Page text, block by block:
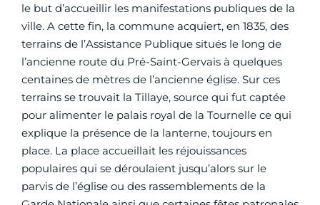
le but d’accueillir les manifestations publiques de la
ville. A cette fin, la commune acquiert, en 1835, des
terrains de l’Assistance Publique situés le long de
l’ancienne route du Pré-Saint-Gervais à quelques
centaines de mètres de l’ancienne église. Sur ces
terrains se trouvait la Tillaye, source qui fut captée
pour alimenter le palais royal de la Tournelle ce qui
explique la présence de la lanterne, toujours en
place. La place accueillait les réjouissances
populaires qui se déroulaient jusqu’alors sur le
parvis de l’église ou des rassemblements de la